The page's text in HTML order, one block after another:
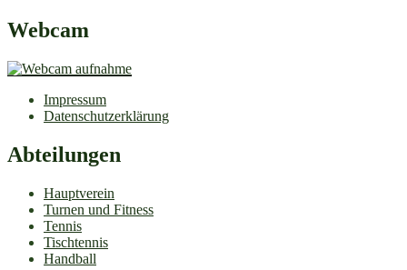
Webcam
Impressum
Datenschutzerklärung
Abteilungen
Hauptverein
Turnen und Fitness
Tennis
Tischtennis
Handball